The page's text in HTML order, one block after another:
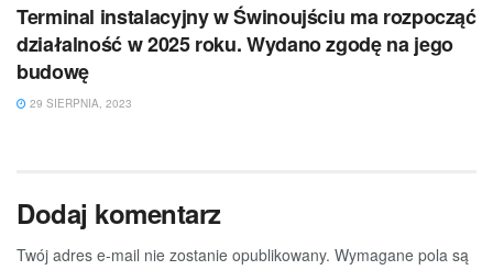
Terminal instalacyjny w Świnoujściu ma rozpocząć
działalność w 2025 roku. Wydano zgodę na jego
budowę
29 SIERPNIA, 2023
Dodaj komentarz
Twój adres e-mail nie zostanie opublikowany. Wymagane pola są